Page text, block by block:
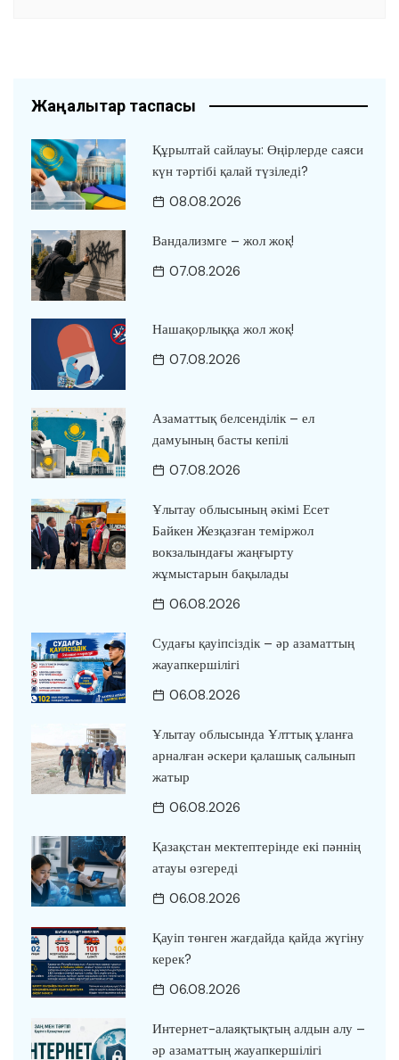
Жаңалықтар таспасы
Құрылтай сайлауы: Өңірлерде саяси
күн тәртібі қалай түзіледі?
08.08.2026
Вандализмге – жол жоқ!
07.08.2026
Нашақорлыққа жол жоқ!
07.08.2026
Азаматтық белсенділік – ел
дамуының басты кепілі
07.08.2026
Ұлытау облысының әкімі Есет
Байкен Жезқазған теміржол
вокзалындағы жаңғырту
жұмыстарын бақылады
06.08.2026
Судағы қауіпсіздік – әр азаматтың
жауапкершілігі
06.08.2026
Ұлытау облысында Ұлттық ұланға
арналған әскери қалашық салынып
жатыр
06.08.2026
Қазақстан мектептерінде екі пәннің
атауы өзгереді
06.08.2026
Қауіп төнген жағдайда қайда жүгіну
керек?
06.08.2026
Интернет-алаяқтықтың алдын алу –
әр азаматтың жауапкершілігі